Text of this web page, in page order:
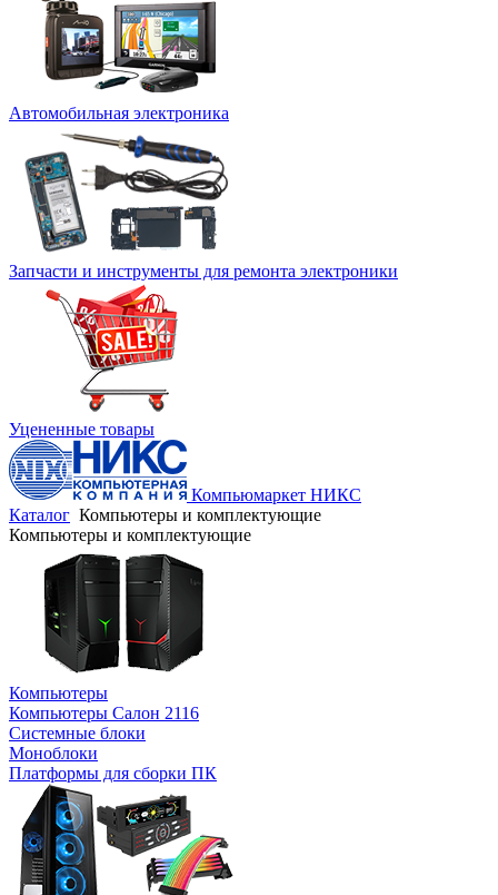
Автомобильная электроника
Запчасти и инструменты для ремонта электроники
Уцененные товары
Компьюмаркет НИКС
Каталог Компьютеры и комплектующие
Компьютеры и комплектующие
Компьютеры
Компьютеры Салон 2116
Системные блоки
Моноблоки
Платформы для сборки ПК